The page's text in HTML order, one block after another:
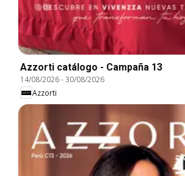
Azzorti catálogo - Campaña 13
14/08/2026-30/08/2026
Azzorti